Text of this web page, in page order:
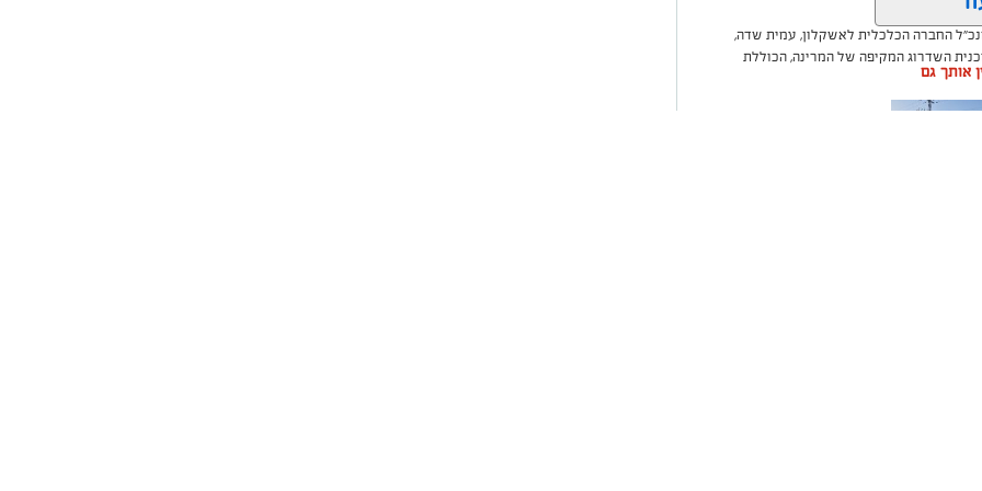
החברה הכלכלית לאשקלון, עמית שדה,
השדרוג המקיפה של המרינה, הכוללת
לטובת ציבור בעלי הסירות.
אותך גם